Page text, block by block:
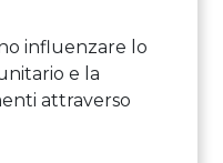
influenzare lo
e la
attraverso